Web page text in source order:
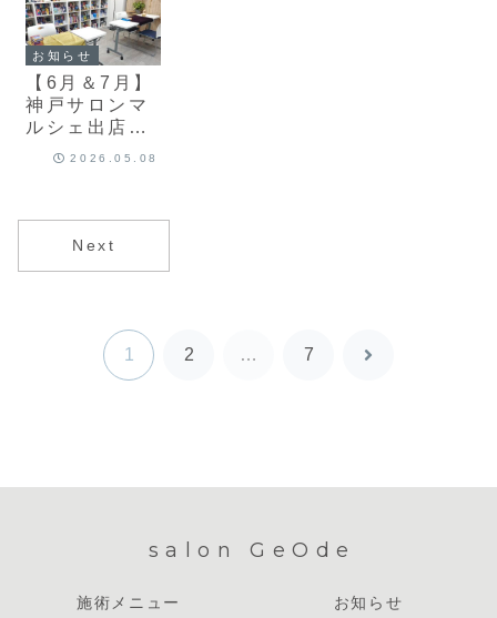
お知らせ
【6月＆7月】
神戸サロンマ
ルシェ出店者
募集
2026.05.08
Next
1 2 … 7
次
salon GeOde
施術メニュー お知らせ